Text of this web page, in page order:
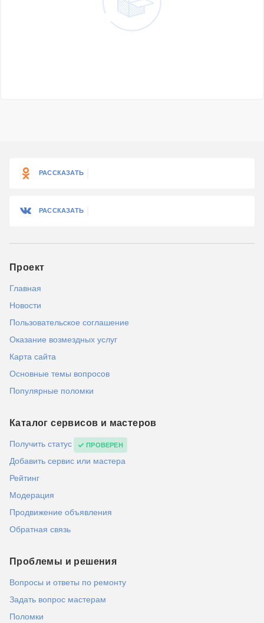
РАССКАЗАТЬ
РАССКАЗАТЬ
Проект
Главная
Новости
Пользовательское соглашение
Оказание возмездных услуг
Карта сайта
Основные темы вопросов
Популярные поломки
Каталог сервисов и мастеров
Получить статус ПРОВЕРЕН
Добавить сервис или мастера
Рейтинг
Модерация
Продвижение объявления
Обратная связь
Проблемы и решения
Вопросы и ответы по ремонту
Задать вопрос мастерам
Поломки